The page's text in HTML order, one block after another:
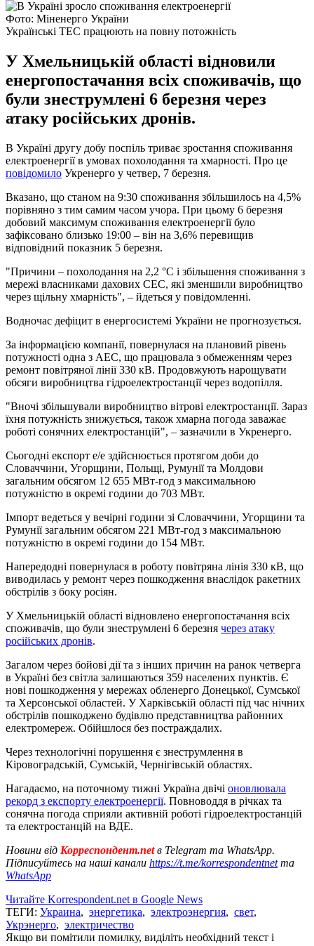
Фото: Міненерго України
Українські ТЕС працюють на повну потожність
У Хмельницькій області відновили
енергопостачання всіх споживачів, що
були знеструмлені 6 березня через
атаку російських дронів.
В Україні другу добу поспіль триває зростання споживання
електроенергії в умовах похолодання та хмарності. Про це
повідомило Укренерго у четвер, 7 березня.
Вказано, що станом на 9:30 споживання збільшилось на 4,5%
порівняно з тим самим часом учора. При цьому 6 березня
добовий максимум споживання електроенергії було
зафіксовано близько 19:00 – він на 3,6% перевищив
відповідний показник 5 березня.
"Причини – похолодання на 2,2 °C і збільшення споживання з
мережі власниками дахових СЕС, які зменшили виробництво
через щільну хмарність", – йдеться у повідомленні.
Водночас дефіцит в енергосистемі України не прогнозується.
За інформацією компанії, повернулася на плановий рівень
потужності одна з АЕС, що працювала з обмеженням через
ремонт повітряної лінії 330 кВ. Продовжують нарощувати
обсяги виробництва гідроелектростанції через водопілля.
"Вночі збільшували виробництво вітрові електростанції. Зараз
їхня потужність знижується, також хмарна погода заважає
роботі сонячних електростанцій", – зазначили в Укренерго.
Сьогодні експорт е/е здійснюється протягом доби до
Словаччини, Угорщини, Польщі, Румунії та Молдови
загальним обсягом 12 655 МВт-год з максимальною
потужністю в окремі години до 703 МВт.
Імпорт ведеться у вечірні години зі Словаччини, Угорщини та
Румунії загальним обсягом 221 МВт-год з максимальною
потужністю в окремі години до 154 МВт.
Напередодні повернулася в роботу повітряна лінія 330 кВ, що
виводилась у ремонт через пошкодження внаслідок ракетних
обстрілів з боку росіян.
У Хмельницькій області відновлено енергопостачання всіх
споживачів, що були знеструмлені 6 березня через атаку
російських дронів.
Загалом через бойові дії та з інших причин на ранок четверга
в Україні без світла залишаються 359 населених пунктів. Є
нові пошкодження у мережах обленерго Донецької, Сумської
та Херсонської областей. У Харківській області під час нічних
обстрілів пошкоджено будівлю представництва районних
електромереж. Обійшлося без постраждалих.
Через технологічні порушення є знеструмлення в
Кіровоградській, Сумській, Чернігівській областях.
Нагадаємо, на поточному тижні Україна двічі оновлювала
рекорд з експорту електроенергії. Повноводдя в річках та
сонячна погода сприяли активній роботі гідроелектростанцій
та електростанцій на ВДЕ.
Новини від Корреспондент.netв Telegram та WhatsApp.
Підписуйтесь на наші канали https://t.me/korrespondentnetта
WhatsApp
Читайте Korrespondent.net в Google News
ТЕГИ: Украина, энергетика, электроэнергия, свет,
Укрэнерго, электричество
Якщо ви помітили помилку, виділіть необхідний текст і